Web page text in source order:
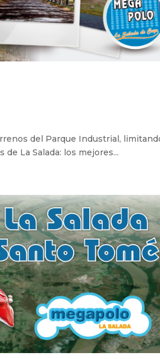
del Parque Industrial,
La Salada: los mejores...